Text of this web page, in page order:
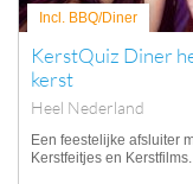
Incl. BBQ/Diner
KerstQuiz Diner
kerst
Heel Nederland
Een feestelijke afsluiter
Kerstfeitjes en